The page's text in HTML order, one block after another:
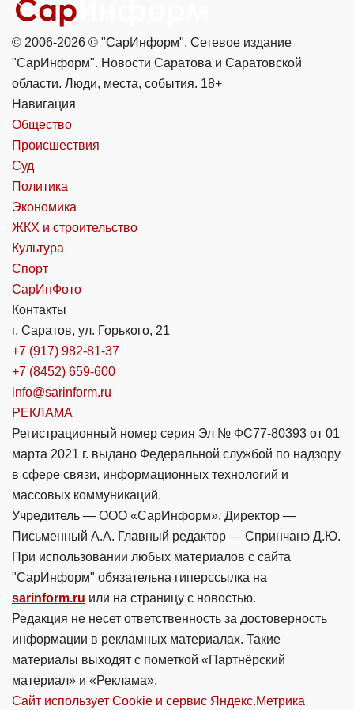
© 2006-2026 © "СарИнформ". Сетевое издание
"СарИнформ". Новости Саратова и Саратовской
области. Люди, места, события. 18+
Навигация
Общество
Происшествия
Суд
Политика
Экономика
ЖКХ и строительство
Культура
Спорт
СарИнФото
Контакты
г. Саратов, ул. Горького, 21
+7 (917) 982-81-37
+7 (8452) 659-600
info@sarinform.ru
РЕКЛАМА
Регистрационный номер серия Эл № ФС77-80393 от 01
марта 2021 г. выдано Федеральной службой по надзору
в сфере связи, информационных технологий и
массовых коммуникаций.
Учредитель — ООО «СарИнформ». Директор —
Письменный А.А. Главный редактор — Спринчанэ Д.Ю.
При использовании любых материалов с сайта
"СарИнформ" обязательна гиперссылка на
sarinform.ru или на страницу с новостью.
Редакция не несет ответственность за достоверность
информации в рекламных материалах. Такие
материалы выходят с пометкой «Партнёрский
материал» и «Реклама».
Сайт использует Cookie и сервиc Яндекс.Метрика